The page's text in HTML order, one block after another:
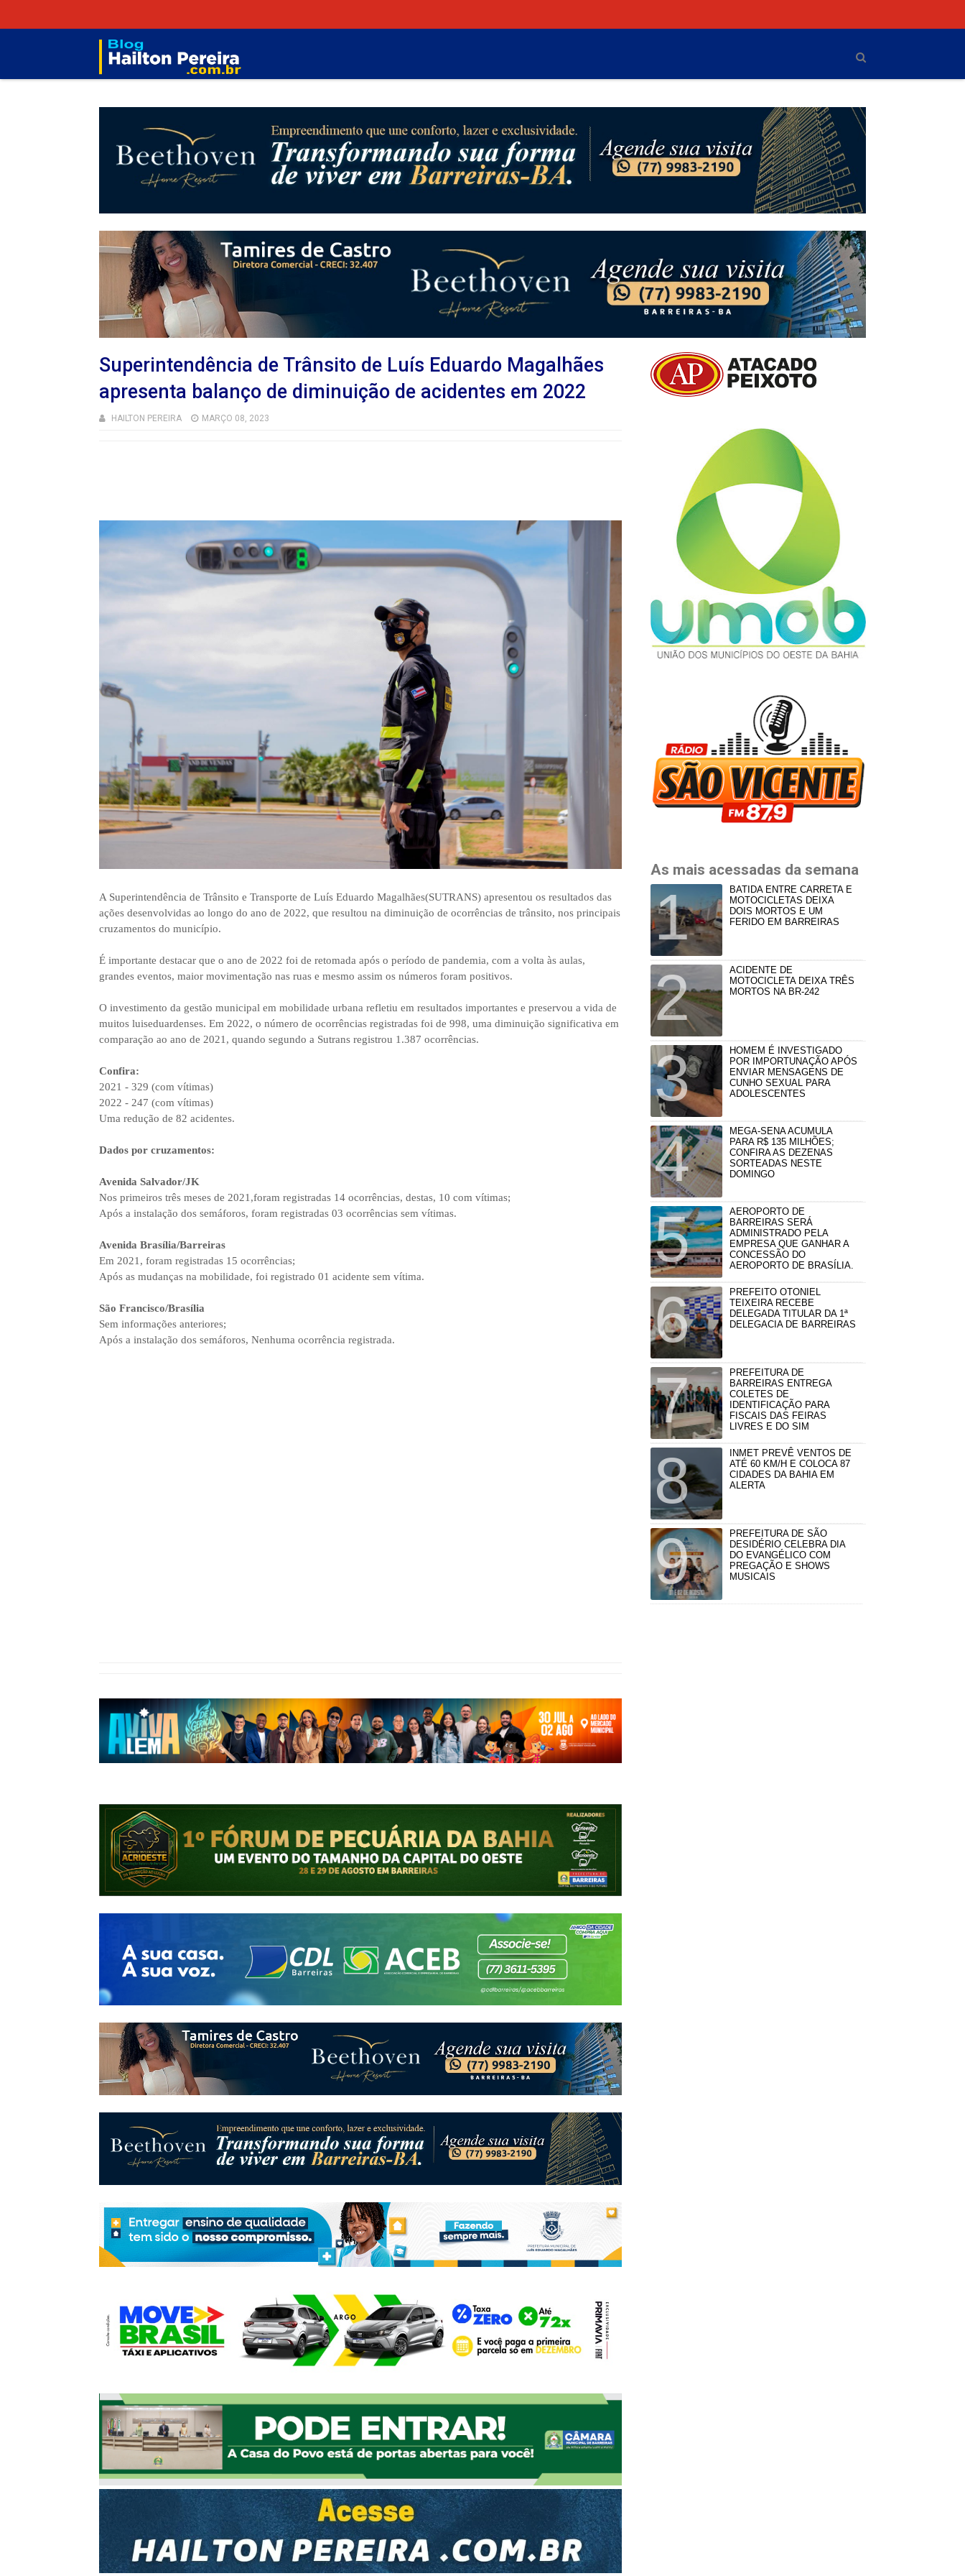
Superintendência de Trânsito de Luís Eduardo Magalhães
apresenta balanço de diminuição de acidentes em 2022
HAILTON PEREIRA MARÇO 08, 2023
A Superintendência de Trânsito e Transporte de Luís Eduardo Magalhães(SUTRANS) apresentou os resultados das
ações desenvolvidas ao longo do ano de 2022, que resultou na diminuição de ocorrências de trânsito, nos principais
cruzamentos do município.
É importante destacar que o ano de 2022 foi de retomada após o período de pandemia, com a volta às aulas,
grandes eventos, maior movimentação nas ruas e mesmo assim os números foram positivos.
O investimento da gestão municipal em mobilidade urbana refletiu em resultados importantes e preservou a vida de
muitos luiseduardenses. Em 2022, o número de ocorrências registradas foi de 998, uma diminuição significativa em
comparação ao ano de 2021, quando segundo a Sutrans registrou 1.387 ocorrências.
Confira:
2021 - 329 (com vítimas)
2022 - 247 (com vítimas)
Uma redução de 82 acidentes.
Dados por cruzamentos:
Avenida Salvador/JK
Nos primeiros três meses de 2021,foram registradas 14 ocorrências, destas, 10 com vítimas;
Após a instalação dos semáforos, foram registradas 03 ocorrências sem vítimas.
Avenida Brasília/Barreiras
Em 2021, foram registradas 15 ocorrências;
Após as mudanças na mobilidade, foi registrado 01 acidente sem vítima.
São Francisco/Brasília
Sem informações anteriores;
Após a instalação dos semáforos, Nenhuma ocorrência registrada.
As mais acessadas da semana
BATIDA ENTRE CARRETA E
MOTOCICLETAS DEIXA
DOIS MORTOS E UM
FERIDO EM BARREIRAS
ACIDENTE DE
MOTOCICLETA DEIXA TRÊS
MORTOS NA BR-242
HOMEM É INVESTIGADO
POR IMPORTUNAÇÃO APÓS
ENVIAR MENSAGENS DE
CUNHO SEXUAL PARA
ADOLESCENTES
MEGA-SENA ACUMULA
PARA R$ 135 MILHÕES;
CONFIRA AS DEZENAS
SORTEADAS NESTE
DOMINGO
AEROPORTO DE
BARREIRAS SERÁ
ADMINISTRADO PELA
EMPRESA QUE GANHAR A
CONCESSÃO DO
AEROPORTO DE BRASÍLIA.
PREFEITO OTONIEL
TEIXEIRA RECEBE
DELEGADA TITULAR DA 1ª
DELEGACIA DE BARREIRAS
PREFEITURA DE
BARREIRAS ENTREGA
COLETES DE
IDENTIFICAÇÃO PARA
FISCAIS DAS FEIRAS
LIVRES E DO SIM
INMET PREVÊ VENTOS DE
ATÉ 60 KM/H E COLOCA 87
CIDADES DA BAHIA EM
ALERTA
PREFEITURA DE SÃO
DESIDÉRIO CELEBRA DIA
DO EVANGÉLICO COM
PREGAÇÃO E SHOWS
MUSICAIS